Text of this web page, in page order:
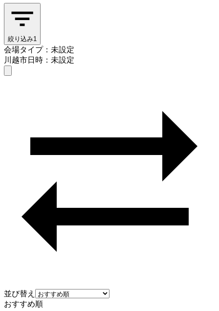
絞り込み1
会場タイプ：未設定
川越市日時：未設定
並び替え
おすすめ順